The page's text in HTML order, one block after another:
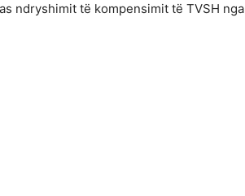
ndryshimit të kompensimit të TVSH nga